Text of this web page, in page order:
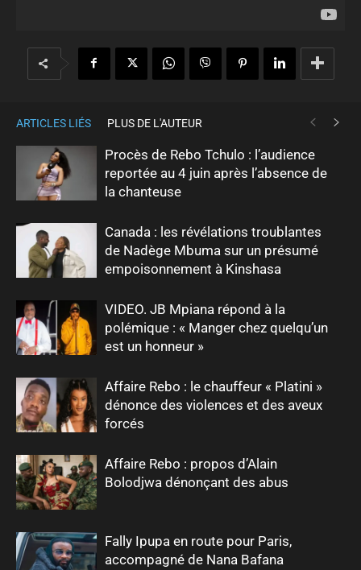
ARTICLES LIÉS PLUS DE L'AUTEUR
Procès de Rebo Tchulo : l’audience
reportée au 4 juin après l’absence de
la chanteuse
Canada : les révélations troublantes
de Nadège Mbuma sur un présumé
empoisonnement à Kinshasa
VIDEO. JB Mpiana répond à la
polémique : « Manger chez quelqu’un
est un honneur »
Affaire Rebo : le chauffeur « Platini »
dénonce des violences et des aveux
forcés
Affaire Rebo : propos d’Alain
Bolodjwa dénonçant des abus
Fally Ipupa en route pour Paris,
accompagné de Nana Bafana